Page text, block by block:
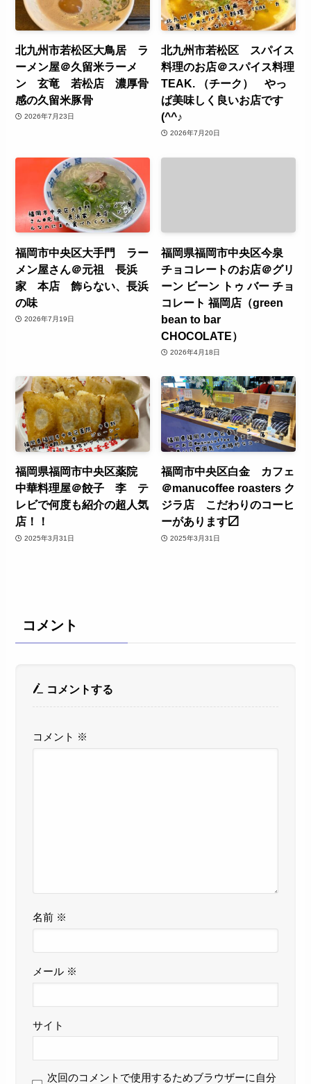
北九州市若松区大鳥居 ラ
ーメン屋＠久留米ラーメ
ン 玄竜 若松店 濃厚骨
感の久留米豚骨
2026年7月23日
北九州市若松区 スパイス
料理のお店＠スパイス料理
TEAK. （チーク） やっ
ぱ美味しく良いお店です
(^^♪
2026年7月20日
福岡市中央区大手門 ラー
メン屋さん＠元祖 長浜
家 本店 飾らない、長浜
の味
2026年7月19日
福岡県福岡市中央区今泉
チョコレートのお店＠グリ
ーン ビーン トゥ バー チョ
コレート 福岡店（green
bean to bar
CHOCOLATE）
2026年4月18日
福岡県福岡市中央区薬院
中華料理屋＠餃子 李 テ
レビで何度も紹介の超人気
店！！
2025年3月31日
福岡市中央区白金 カフェ
＠manucoffee roasters ク
ジラ店 こだわりのコーヒ
ーがあります〼
2025年3月31日
コメント
コメントする
コメント ※
名前 ※
メール ※
サイト
次回のコメントで使用するためブラウザーに自分